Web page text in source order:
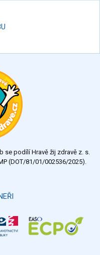
se podílí Hravě žij zdravě z. s.
(DOT/81/01/002536/2025).